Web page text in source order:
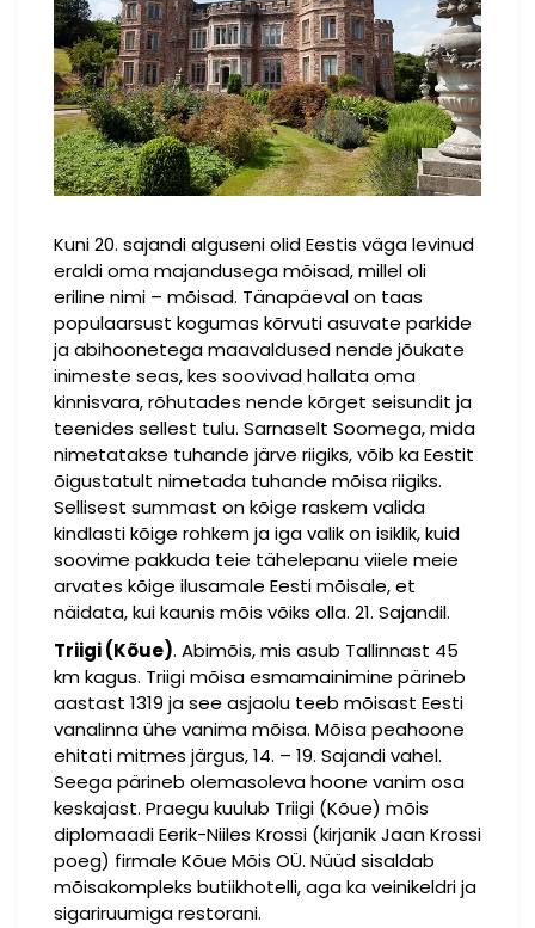
Kuni 20. sajandi alguseni olid Eestis väga levinud
eraldi oma majandusega mõisad, millel oli
eriline nimi – mõisad. Tänapäeval on taas
populaarsust kogumas kõrvuti asuvate parkide
ja abihoonetega maavaldused nende jõukate
inimeste seas, kes soovivad hallata oma
kinnisvara, rõhutades nende kõrget seisundit ja
teenides sellest tulu. Sarnaselt Soomega, mida
nimetatakse tuhande järve riigiks, võib ka Eestit
õigustatult nimetada tuhande mõisa riigiks.
Sellisest summast on kõige raskem valida
kindlasti kõige rohkem ja iga valik on isiklik, kuid
soovime pakkuda teie tähelepanu viiele meie
arvates kõige ilusamale Eesti mõisale, et
näidata, kui kaunis mõis võiks olla. 21. Sajandil.
Triigi (Kõue). Abimõis, mis asub Tallinnast 45
km kagus. Triigi mõisa esmamainimine pärineb
aastast 1319 ja see asjaolu teeb mõisast Eesti
vanalinna ühe vanima mõisa. Mõisa peahoone
ehitati mitmes järgus, 14. – 19. Sajandi vahel.
Seega pärineb olemasoleva hoone vanim osa
keskajast. Praegu kuulub Triigi (Kõue) mõis
diplomaadi Eerik-Niiles Krossi (kirjanik Jaan Krossi
poeg) firmale Kõue Mõis OÜ. Nüüd sisaldab
mõisakompleks butiikhotelli, aga ka veinikeldri ja
sigariruumiga restorani.